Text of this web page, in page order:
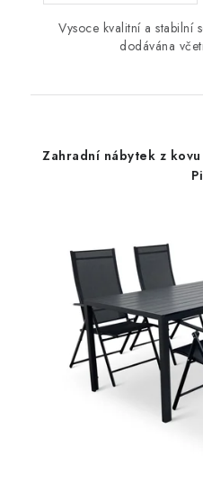
Vysoce kvalitní a stabilní
dodávána
Zahradní nábytek z